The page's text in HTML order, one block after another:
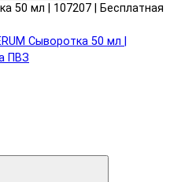
50 мл | 107207 | Бесплатная